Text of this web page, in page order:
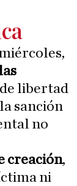
libertad
sanción
no
creación,
ni